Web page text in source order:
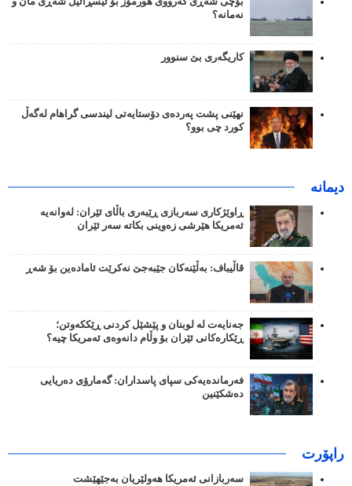
نەمانە؟
کاریگەری بێ سنوور
نهێنی پشت پەردەی دۆستایەتی لیندسی گراهام لەگەڵ
کورد چی بوو؟
دیمانە
ڕاوێژکاری سەربازی ڕێبەری باڵای ئێران: لەوانەیە
ئەمریکا هێرشی زەوینی بکاتە سەر ئێران
قاڵیباف: بەڵێنەکان جێبەجێ نەکرێت ئامادەین بۆ شەڕ
جەنایەت لە لوبنان و پێشێل کردنی ڕێککەوتن؛
ڕێکارەکانی ئێران بۆ وڵام دانەوەی ئەمریکا چیە؟
فەرماندەیەکی سپای پاسداران: گەمارۆی دەریایی
دەشکێنین
راپۆرت
سەربازانی ئەمریکا هەولێریان بەجێهێشت